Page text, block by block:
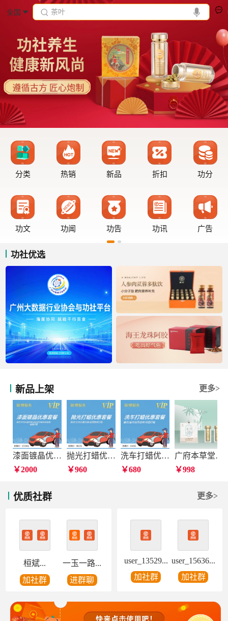
全国 茶叶
分类 热销 新品 折扣 功分
功文 功闻 功告 功讯 广告
功社优选
新品上架 更多>
漆面镀晶优惠套餐
￥2000
抛光打蜡优惠套餐
￥960
洗车打蜡优惠套餐
￥680
广府本草堂元宝枫神经酸凝胶糖果
￥998
优质社群 更多>
桓斌...
加社群
一玉一路...
进群聊
user_13529...
加社群
user_15636...
加社群